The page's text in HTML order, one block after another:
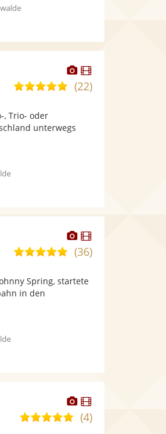
Dieser
Künstler
stellt
Dieser
Künstler
5,0
Sternen
(22)
, Trio- oder
unterwegs
Dieser
Künstler
stellt
bereit.
Dieser
Künstler
5,0
5
(36)
Spring, startete
in den
Dieser
Künstler
stellt
Dieser
Künstler
5,0(4)